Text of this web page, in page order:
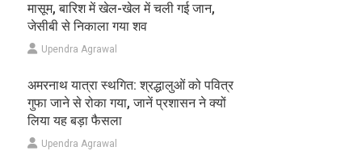
मासूम, बारिश में खेल-खेल में चली गई जान,
जेसीबी से निकाला गया शव
Upendra Agrawal
अमरनाथ यात्रा स्थगित: श्रद्धालुओं को पवित्र
गुफा जाने से रोका गया, जानें प्रशासन ने क्यों
लिया यह बड़ा फैसला
Upendra Agrawal